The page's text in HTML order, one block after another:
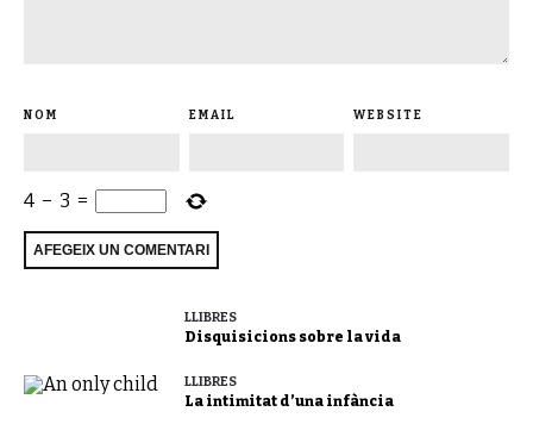
NOM EMAIL WEBSITE
4 − 3 =
LLIBRES
Disquisicions sobre la vida
LLIBRES
La intimitat d’una infància